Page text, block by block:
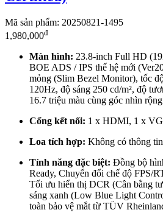
Mã sản phẩm: 20250821-1495
1,980,000đ
Màn hình: 23.8-inch Full HD
BOE ADS / IPS thế hệ mới
mỏng (Slim Bezel Monitor), tốc
120Hz, độ sáng 250 cd/m², độ
16.7 triệu màu cùng góc nhìn rộng
Cổng kết nối: 1 x HDMI, 1 x
Loa tích hợp: Không có thông
Tính năng đặc biệt: Đồng bộ
Ready, Chuyển đổi chế độ FPS/
Tối ưu hiển thị DCR (Cân bằng
sáng xanh (Low Blue Light
toàn bảo vệ mắt từ TÜV